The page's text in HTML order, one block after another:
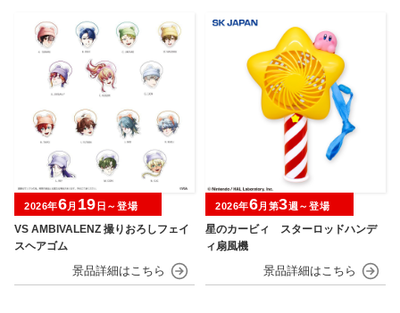
VS AMBIVALENZ 撮りおろしフェイ
スヘアゴム
2026年6月 19 日～登場
星のカービィ スターロッドハンデ
ィ扇風機
2026年6月第3週～登場